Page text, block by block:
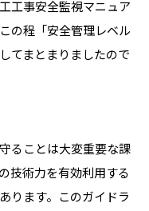
工事安全監視マニュア
の程「安全管理レベル
てまとまりましたので
ることは大変重要な課
技術力を有効利用する
ります。このガイドラ